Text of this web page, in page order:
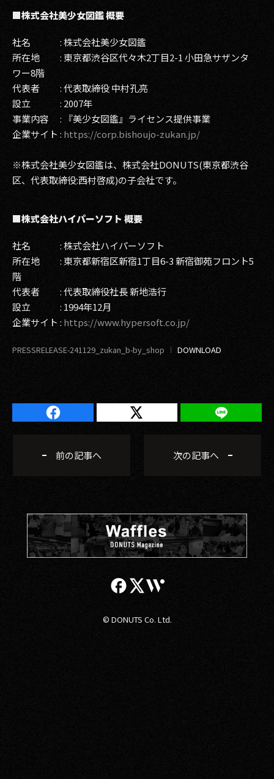
■株式会社美少女図鑑 概要
社名 : 株式会社美少女図鑑
所在地 : 東京都渋谷区代々木2丁目2-1 小田急サザンタ
ワー8階
代表者 : 代表取締役 中村孔亮
設立 : 2007年
事業内容 : 『美少女図鑑』ライセンス提供事業
企業サイト : https://corp.bishoujo-zukan.jp/
※株式会社美少女図鑑は、株式会社DONUTS(東京都渋谷
区、代表取締役:西村啓成)の子会社です。
■株式会社ハイパーソフト 概要
社名 : 株式会社ハイパーソフト
所在地 : 東京都新宿区新宿1丁目6-3 新宿御苑フロント5
階
代表者 : 代表取締役社長 新地浩行
設立 : 1994年12月
企業サイト : https://www.hypersoft.co.jp/
PRESSRELEASE-241129_zukan_b-by_shop
前の記事へ 次の記事へ
© DONUTS Co. Ltd.